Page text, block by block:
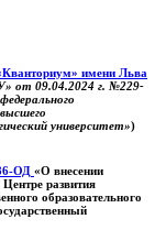
имени Льва
от 09.04.2024 г. №229-
университет»)
ОД «О внесении
развития
образовательного